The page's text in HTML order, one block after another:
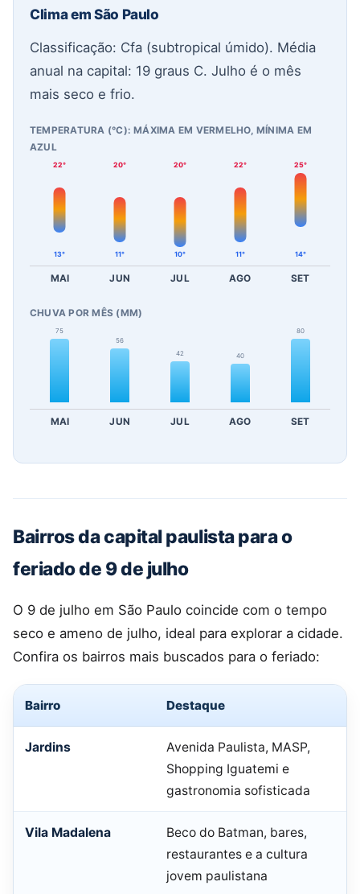
Clima em São Paulo
Classificação: Cfa (subtropical úmido). Média
anual na capital: 19 graus C. Julho é o mês
mais seco e frio.
TEMPERATURA (°C): MÁXIMA EM VERMELHO, MÍNIMA EM
AZUL
22°
13°
20°
11°
20°
10°
22°
11°
25°
14°
MAI JUN JUL AGO SET
CHUVA POR MÊS (MM)
75
56
42
40
80
MAI JUN JUL AGO SET
Bairros da capital paulista para o
feriado de 9 de julho
O 9 de julho em São Paulo coincide com o tempo
seco e ameno de julho, ideal para explorar a cidade.
Confira os bairros mais buscados para o feriado:
Bairro Destaque
Jardins
Avenida Paulista, MASP,
Shopping Iguatemi e
gastronomia sofisticada
Vila Madalena
Beco do Batman, bares,
restaurantes e a cultura
jovem paulistana